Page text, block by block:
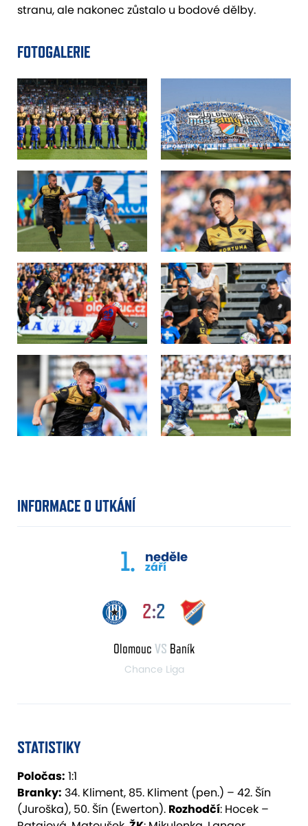
stranu, ale nakonec zůstalo u bodové dělby.
FOTOGALERIE
INFORMACE O UTKÁNÍ
1. neděle
září
2:2
Olomouc VS Baník
Chance Liga
STATISTIKY
Poločas: 1:1
Branky: 34. Kliment, 85. Kliment (pen.) – 42. Šín
(Juroška), 50. Šín (Ewerton). Rozhodčí: Hocek –